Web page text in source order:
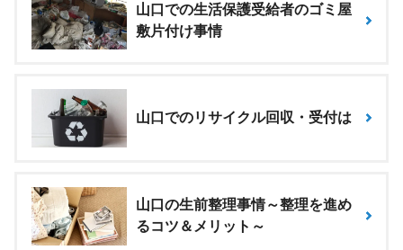
山口での生活保護受給者のゴミ屋
敷片付け事情
山口でのリサイクル回収・受付は
山口の生前整理事情～整理を進め
るコツ＆メリット～